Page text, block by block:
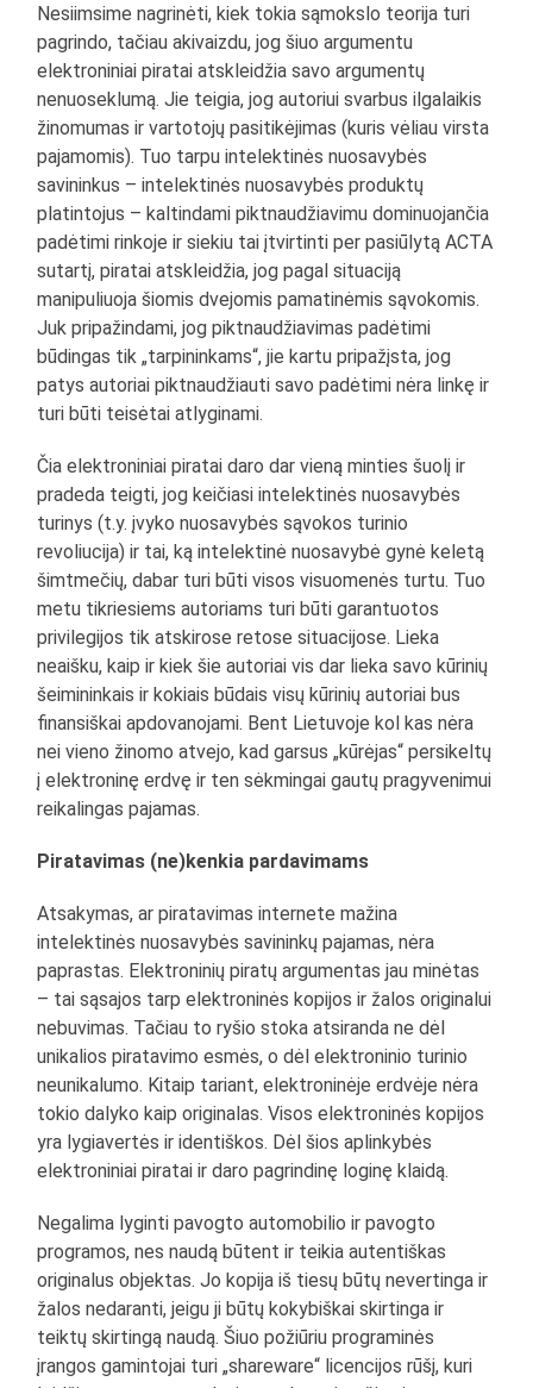
Nesiimsime nagrinėti, kiek tokia sąmokslo teorija turi
pagrindo, tačiau akivaizdu, jog šiuo argumentu
elektroniniai piratai atskleidžia savo argumentų
nenuoseklumą. Jie teigia, jog autoriui svarbus ilgalaikis
žinomumas ir vartotojų pasitikėjimas (kuris vėliau virsta
pajamomis). Tuo tarpu intelektinės nuosavybės
savininkus – intelektinės nuosavybės produktų
platintojus – kaltindami piktnaudžiavimu dominuojančia
padėtimi rinkoje ir siekiu tai įtvirtinti per pasiūlytą ACTA
sutartį, piratai atskleidžia, jog pagal situaciją
manipuliuoja šiomis dvejomis pamatinėmis sąvokomis.
Juk pripažindami, jog piktnaudžiavimas padėtimi
būdingas tik „tarpininkams“, jie kartu pripažįsta, jog
patys autoriai piktnaudžiauti savo padėtimi nėra linkę ir
turi būti teisėtai atlyginami.
Čia elektroniniai piratai daro dar vieną minties šuolį ir
pradeda teigti, jog keičiasi intelektinės nuosavybės
turinys (t.y. įvyko nuosavybės sąvokos turinio
revoliucija) ir tai, ką intelektinė nuosavybė gynė keletą
šimtmečių, dabar turi būti visos visuomenės turtu. Tuo
metu tikriesiems autoriams turi būti garantuotos
privilegijos tik atskirose retose situacijose. Lieka
neaišku, kaip ir kiek šie autoriai vis dar lieka savo kūrinių
šeimininkais ir kokiais būdais visų kūrinių autoriai bus
finansiškai apdovanojami. Bent Lietuvoje kol kas nėra
nei vieno žinomo atvejo, kad garsus „kūrėjas“ persikeltų
į elektroninę erdvę ir ten sėkmingai gautų pragyvenimui
reikalingas pajamas.
Piratavimas (ne)kenkia pardavimams
Atsakymas, ar piratavimas internete mažina
intelektinės nuosavybės savininkų pajamas, nėra
paprastas. Elektroninių piratų argumentas jau minėtas
– tai sąsajos tarp elektroninės kopijos ir žalos originalui
nebuvimas. Tačiau to ryšio stoka atsiranda ne dėl
unikalios piratavimo esmės, o dėl elektroninio turinio
neunikalumo. Kitaip tariant, elektroninėje erdvėje nėra
tokio dalyko kaip originalas. Visos elektroninės kopijos
yra lygiavertės ir identiškos. Dėl šios aplinkybės
elektroniniai piratai ir daro pagrindinę loginę klaidą.
Negalima lyginti pavogto automobilio ir pavogto
programos, nes naudą būtent ir teikia autentiškas
originalus objektas. Jo kopija iš tiesų būtų nevertinga ir
žalos nedaranti, jeigu ji būtų kokybiškai skirtinga ir
teiktų skirtingą naudą. Šiuo požiūriu programinės
įrangos gamintojai turi „shareware“ licencijos rūšį, kuri